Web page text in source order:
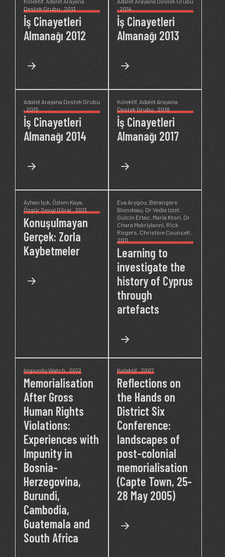
Destek Grubu, 2013
İş Cinayetleri
Almanağı 2012
, 2014
İş Cinayetleri
Almanağı 2013
Adalet Arayana Destek Grubu
, 2015
İş Cinayetleri
Almanağı 2014
Kolektif, Adalet Arayana
Destek Grubu, 2018
İş Cinayetleri
Almanağı 2017
Ayhan Işık, Özlem Kaya,
Özgür Sevgi Göral, 2013
Konuşulmayan
Gerçek: Zorla
Kaybetmeler
Eva Arygou, Bérangère
Blondeau, Dr Vedia Izzet,
Gulcin Ertac, Maria Ktori, Dr
Chara Makriyianni, Rick
Rogers, Christine Counsell ,
2011
Learning to
investigate the
history of Cyprus
through
artefacts
Impunity Watch, 2012
Memorialisation
After Gross
Human Rights
Violations:
Experiences with
Impunity in
Bosnia-
Herzegovina,
Burundi,
Cambodia,
Guatemala and
South Africa
Kolektif, 2007
Reflections on
the Hands on
District Six
Conference:
landscapes of
post-colonial
memorialisation
(Capte Town, 25-
28 May 2005)